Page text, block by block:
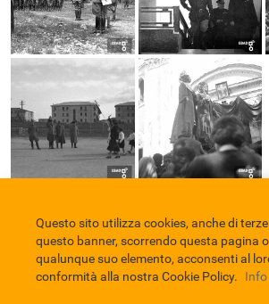
Comune di Eboli Servizio Bibliotecario Nazionale
Credits
EBAD
Questo sito utilizza cookies, anche di
questo banner, scorrendo questa pagina
qualunque suo elemento, acconsenti al
conformità alla nostra Cookie Policy.
Info